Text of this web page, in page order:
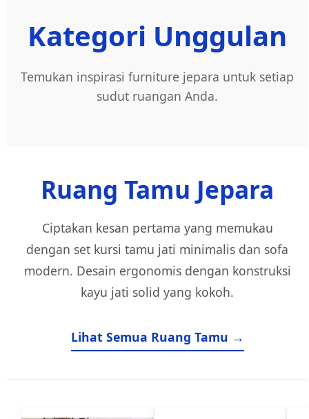
Kategori Unggulan
Temukan inspirasi furniture jepara untuk setiap
sudut ruangan Anda.
Ruang Tamu Jepara
Ciptakan kesan pertama yang memukau
dengan set kursi tamu jati minimalis dan sofa
modern. Desain ergonomis dengan konstruksi
kayu jati solid yang kokoh.
Lihat Semua Ruang Tamu →